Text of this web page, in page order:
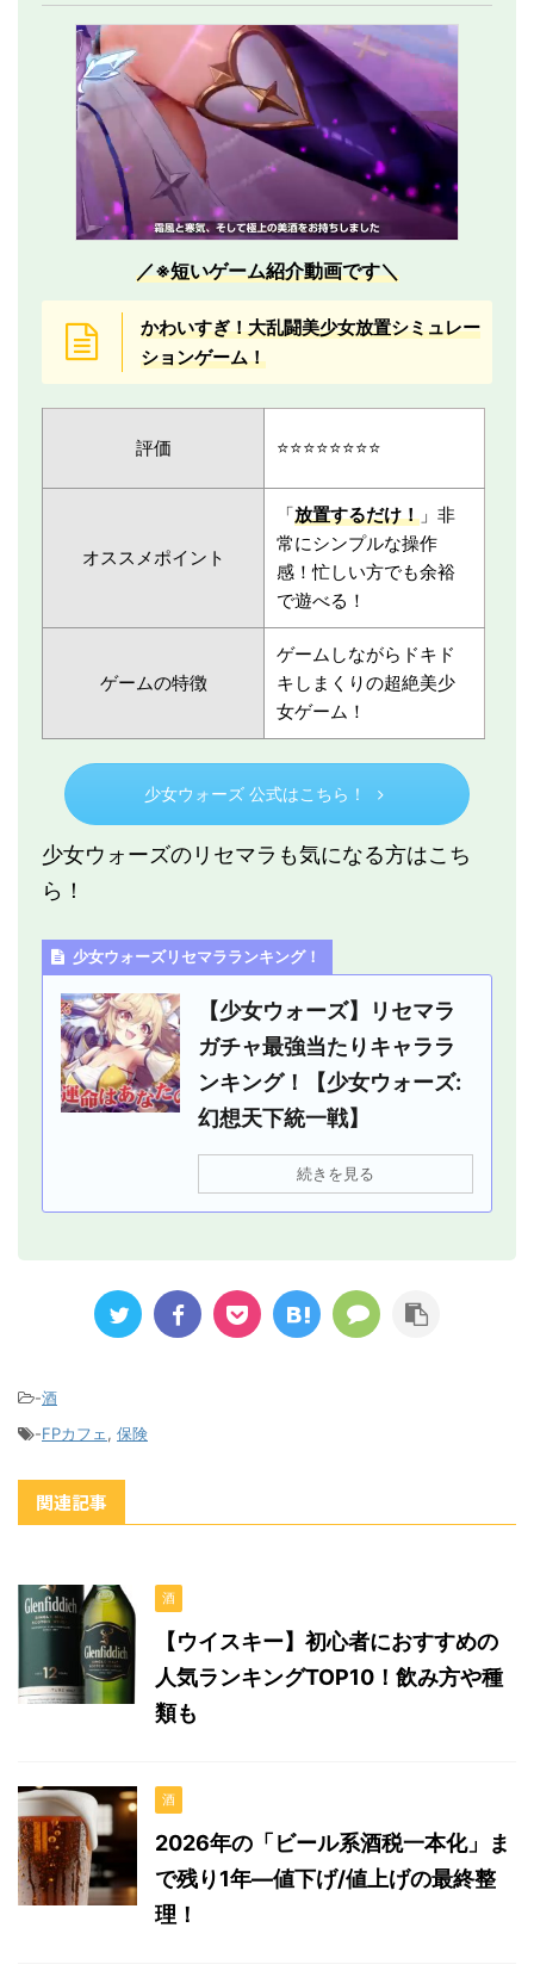
／※短いゲーム紹介動画です＼
かわいすぎ！大乱闘美少女放置シミュレー
ションゲーム！
評価 ⭐️⭐️⭐️⭐️⭐️⭐️⭐️⭐️
オススメポイント
「放置するだけ！ 」非
常にシンプルな操作
感！忙しい方でも余裕
で遊べる！
ゲームの特徴
ゲームしながらドキド
キしまくりの超絶美少
女ゲーム！
少女ウォーズ 公式はこちら！
少女ウォーズのリセマラも気になる方はこち
ら！
少女ウォーズリセマラランキング！
【少女ウォーズ】リセマラ
ガチャ最強当たりキャララ
ンキング！【少女ウォーズ:
幻想天下統一戦】
続きを見る
-酒
-FPカフェ, 保険
関連記事
酒
【ウイスキー】初心者におすすめの
人気ランキングTOP10！飲み方や種
類も
酒
2026年の「ビール系酒税一本化」ま
で残り1年—値下げ/値上げの最終整
理！